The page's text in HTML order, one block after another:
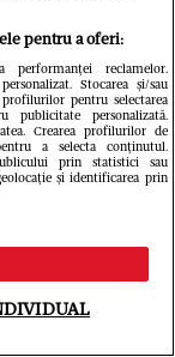
să o
inima
pentru a oferi:
performanței reclamelor.
Stocarea și/sau
pentru selectarea
publicitate personalizată.
Crearea profilurilor de
a selecta conținutul.
prin statistici sau
și identificarea prin